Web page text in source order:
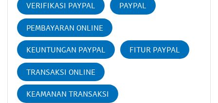
VERIFIKASI PAYPAL PAYPAL
PEMBAYARAN ONLINE
KEUNTUNGAN PAYPAL FITUR PAYPAL
TRANSAKSI ONLINE
KEAMANAN TRANSAKSI